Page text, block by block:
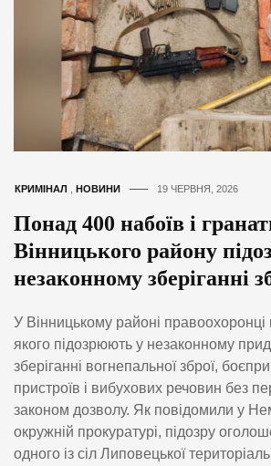
КРИМІНАЛ НОВИНИ 19 ЧЕРВНЯ, 2026
Понад 400 набоїв і
Вінницького району
незаконному зберіганні
У Вінницькому районі правоохоронці
якого підозрюють у незаконному
зберіганні вогнепальної зброї,
пристроїв і вибухових речовин без
законом дозволу. Як повідомили у
окружній прокуратурі, підозру
одного із сіл Липовецької